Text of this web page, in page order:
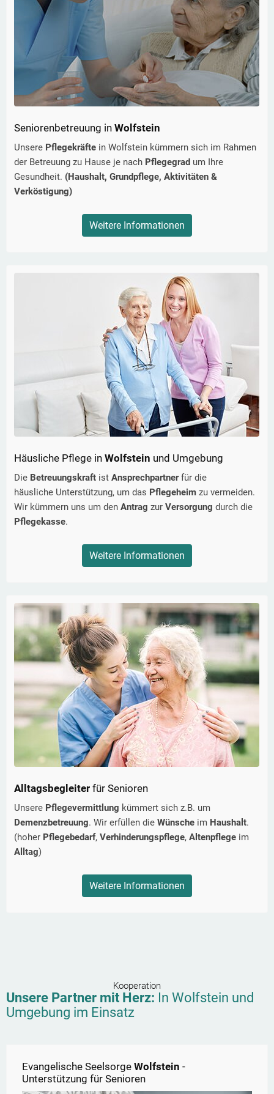
Seniorenbetreuung in Wolfstein
Unsere Pflegekräfte in Wolfstein kümmern sich im Rahmen
der Betreuung zu Hause je nach Pflegegrad um Ihre
Gesundheit. (Haushalt, Grundpflege, Aktivitäten &
Verköstigung)
Weitere Informationen
Häusliche Pflege in Wolfstein und Umgebung
Die Betreuungskraft ist Ansprechpartnerfür die
häusliche Unterstützung, um das Pflegeheim zu vermeiden.
Wir kümmern uns um den Antrag zur Versorgung durch die
Pflegekasse.
Weitere Informationen
Alltagsbegleiter für Senioren
Unsere Pflegevermittlung kümmert sich z.B. um
Demenzbetreuung. Wir erfüllen die Wünsche im Haushalt.
(hoher Pflegebedarf, Verhinderungspflege, Altenpflege im
Alltag)
Weitere Informationen
Kooperation
Unsere Partner mit Herz: In Wolfstein und
Umgebung im Einsatz
Evangelische Seelsorge Wolfstein -
Unterstützung für Senioren